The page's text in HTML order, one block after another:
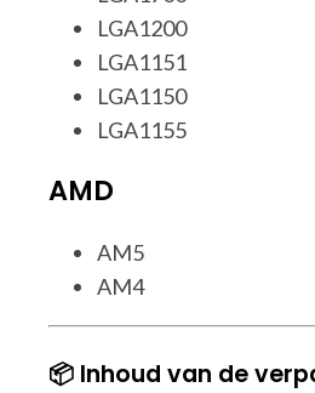
LGA1200
LGA1151
LGA1150
LGA1155
AMD
AM5
AM4
📦 Inhoud van de